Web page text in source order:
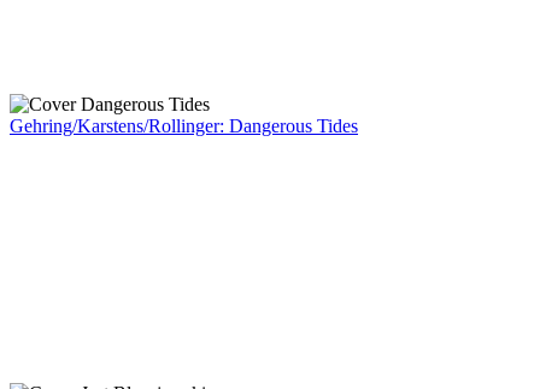
Gehring/Karstens/Rollinger: Dangerous Tides